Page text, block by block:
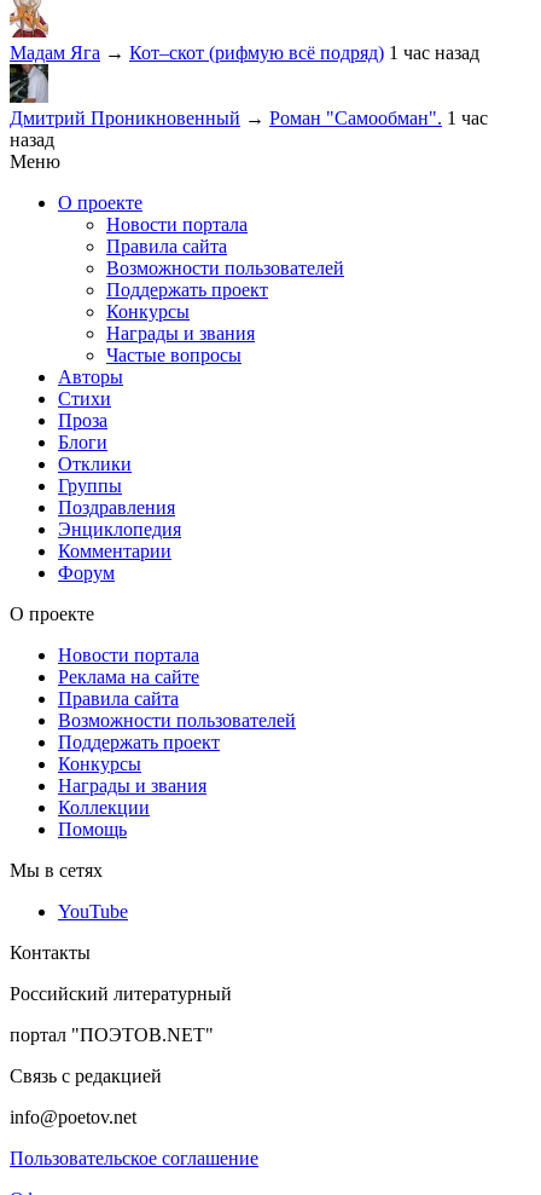
Мадам Яга → Кот–скот (рифмую всё подряд) 1 час назад
Дмитрий Проникновенный → Роман "Самообман". 1 час
назад
Меню
О проекте
Новости портала
Правила сайта
Возможности пользователей
Поддержать проект
Конкурсы
Награды и звания
Частые вопросы
Авторы
Стихи
Проза
Блоги
Отклики
Группы
Поздравления
Энциклопедия
Комментарии
Форум
О проекте
Новости портала
Реклама на сайте
Правила сайта
Возможности пользователей
Поддержать проект
Конкурсы
Награды и звания
Коллекции
Помощь
Мы в сетях
YouTube
Контакты
Российский литературный
портал "ПОЭТОВ.NET"
Связь с редакцией
info@poetov.net
Пользовательское соглашение